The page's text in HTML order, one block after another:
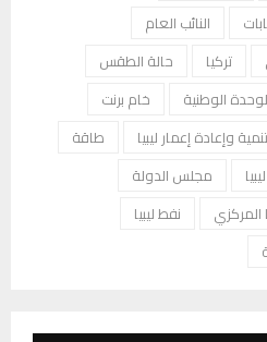
النائب العام
تركيا
حالة الطقس
الوطنية
خام برنت
وإعادة إعمار ليبيا
طاقة
ليبيا
مجلس الدولة
نفط ليبيا